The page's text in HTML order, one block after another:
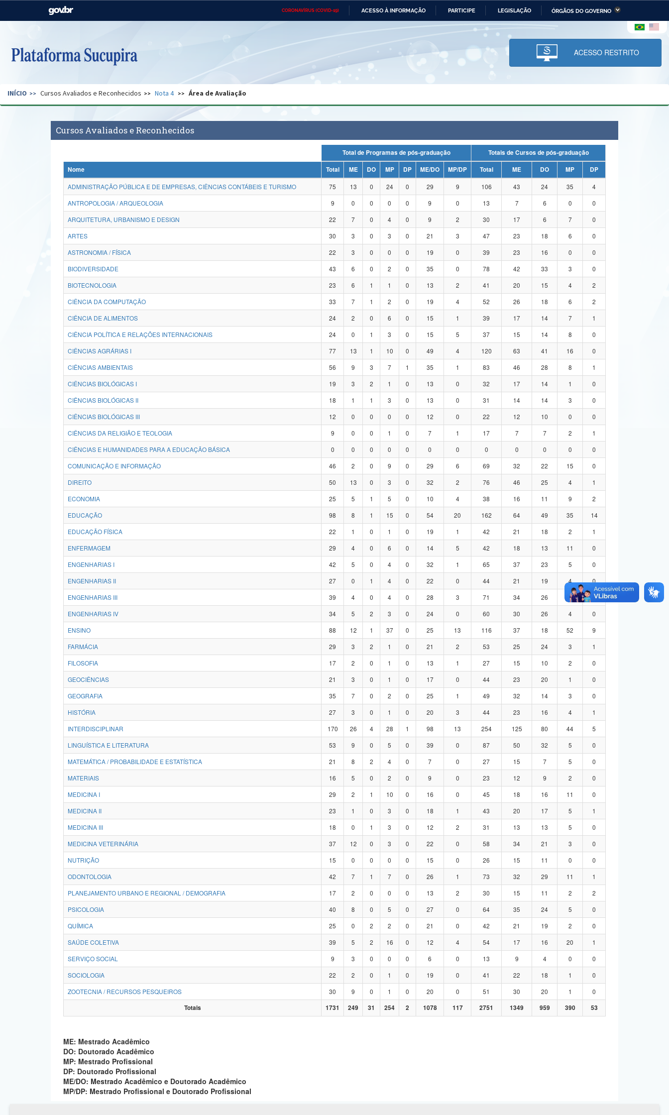
CORONAVÍRUS (COVID-19) ACESSO À INFORMAÇÃO PARTICIPE LEGISLAÇÃO ÓRGÃOS DO GOVERNO
Casa Civil Ministério das Relações Ministério da Economia Ministério da Infraestrutura
Pecuária e Abastecimento
Ministério da Ciência,
Tecnologia, Inovações e
Comunicações
Ministério do Desenvolvimento
Regional e dos Direitos Humanos
Secretaria de Governo Gabinete de Segurança Advocacia-Geral da União Banco Central do Brasil Planalto
ACESSO RESTRITO
INÍCIO Cursos Avaliados e Reconhecidos Nota 4 Área de Avaliação
Cursos Avaliados e Reconhecidos
Total de Programas de pós-graduação
Totais de Cursos de pós-graduação
Nome
Total ME DO MP DP ME/DO MP/DP Total ME DO MP
DP
ADMINISTRAÇÃO PÚBLICA E DE EMPRESAS, CIÊNCIAS CONTÁBEIS E TURISMO
75 13 0 24 0 29 9 106 43 24 35
4
ANTROPOLOGIA / ARQUEOLOGIA
9 0 0 0 0 9 0 13 7 6 0
0
ARQUITETURA, URBANISMO E DESIGN
22 7 0 4 0 9 2 30 17 6 7
0
ARTES
30 3 0 3 0 21 3 47 23 18 6
0
ASTRONOMIA / FÍSICA
22 3 0 0 0 19 0 39 23 16 0
0
BIODIVERSIDADE
43 6 0 2 0 35 0 78 42 33 3
0
BIOTECNOLOGIA
23 6 1 1 0 13 2 41 20 15 4
2
CIÊNCIA DA COMPUTAÇÃO
33 7 1 2 0 19 4 52 26 18 6
2
CIÊNCIA DE ALIMENTOS
24 2 0 6 0 15 1 39 17 14 7
1
CIÊNCIA POLÍTICA E RELAÇÕES INTERNACIONAIS
24 0 1 3 0 15 5 37 15 14 8
0
CIÊNCIAS AGRÁRIAS I
77 13 1 10 0 49 4 120 63 41 16
0
CIÊNCIAS AMBIENTAIS
56 9 3 7 1 35 1 83 46 28 8
1
CIÊNCIAS BIOLÓGICAS I
19 3 2 1 0 13 0 32 17 14 1
0
CIÊNCIAS BIOLÓGICAS II
18 1 1 3 0 13 0 31 14 14 3
0
CIÊNCIAS BIOLÓGICAS III
12 0 0 0 0 12 0 22 12 10 0
0
CIÊNCIAS DA RELIGIÃO E TEOLOGIA
9 0 0 1 0 7 1 17 7 7 2
1
CIÊNCIAS E HUMANIDADES PARA A EDUCAÇÃO BÁSICA
0 0 0 0 0 0 0 0 0 0 0
0
COMUNICAÇÃO E INFORMAÇÃO
46 2 0 9 0 29 6 69 32 22 15
0
DIREITO
50 13 0 3 0 32 2 76 46 25 4
1
ECONOMIA
25 5 1 5 0 10 4 38 16 11 9
2
EDUCAÇÃO
98 8 1 15 0 54 20 162 64 49 35
14
EDUCAÇÃO FÍSICA
22 1 0 1 0 19 1 42 21 18 2
1
ENFERMAGEM
29 4 0 6 0 14 5 42 18 13 11
0
ENGENHARIAS I
42 5 0 4 0 32 1 65 37 23 5
0
ENGENHARIAS II
27 0 1 4 0 22 0 44 21 19 4
0
ENGENHARIAS III
39 4 0 4 0 28 3 71 34 26 8
3
ENGENHARIAS IV
34 5 2 3 0 24 0 60 30 26 4
0
ENSINO
88 12 1 37 0 25 13 116 37 18 52
9
FARMÁCIA
29 3 2 1 0 21 2 53 25 24 3
1
FILOSOFIA
17 2 0 1 0 13 1 27 15 10 2
0
GEOCIÊNCIAS
21 3 0 1 0 17 0 44 23 20 1
0
GEOGRAFIA
35 7 0 2 0 25 1 49 32 14 3
0
HISTÓRIA
27 3 0 1 0 20 3 44 23 16 4
1
INTERDISCIPLINAR
170 26 4 28 1 98 13 254 125 80 44
5
LINGUÍSTICA E LITERATURA
53 9 0 5 0 39 0 87 50 32 5
0
MATEMÁTICA / PROBABILIDADE E ESTATÍSTICA
21 8 2 4 0 7 0 27 15 7 5
0
MATERIAIS
16 5 0 2 0 9 0 23 12 9 2
0
MEDICINA I
29 2 1 10 0 16 0 45 18 16 11
0
MEDICINA II
23 1 0 3 0 18 1 43 20 17 5
1
MEDICINA III
18 0 1 3 0 12 2 31 13 13 5
0
MEDICINA VETERINÁRIA
37 12 0 3 0 22 0 58 34 21 3
0
NUTRIÇÃO
15 0 0 0 0 15 0 26 15 11 0
0
ODONTOLOGIA
42 7 1 7 0 26 1 73 32 29 11
1
PLANEJAMENTO URBANO E REGIONAL / DEMOGRAFIA
17 2 0 0 0 13 2 30 15 11 2
2
PSICOLOGIA
40 8 0 5 0 27 0 64 35 24 5
0
QUÍMICA
25 0 2 2 0 21 0 42 21 19 2
0
SAÚDE COLETIVA
39 5 2 16 0 12 4 54 17 16 20
1
SERVIÇO SOCIAL
9 3 0 0 0 6 0 13 9 4 0
0
SOCIOLOGIA
22 2 0 1 0 19 0 41 22 18 1
0
ZOOTECNIA / RECURSOS PESQUEIROS
30 9 0 1 0 20 0 51 30 20 1
0
Totais
1731 249 31 254 2 1078 117 2751 1349 959 390 53
ME: Mestrado Acadêmico
DO: Doutorado Acadêmico
MP: Mestrado Profissional
DP: Doutorado Profissional
ME/DO: Mestrado Acadêmico e Doutorado Acadêmico
MP/DP: Mestrado Profissional e Doutorado Profissional